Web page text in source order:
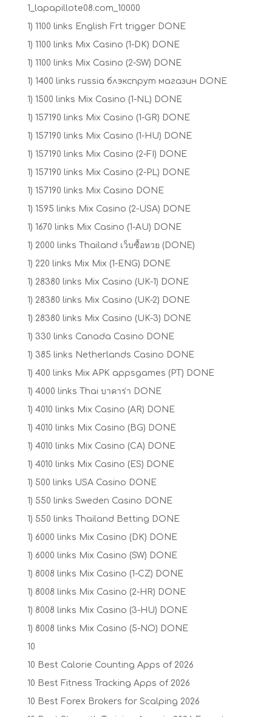
1_lapapillote08.com_10000
1) 1100 links English Frt trigger DONE
1) 1100 links Mix Casino (1-DK) DONE
1) 1100 links Mix Casino (2-SW) DONE
1) 1400 links russia блэкспрут магазин DONE
1) 1500 links Mix Casino (1-NL) DONE
1) 157190 links Mix Casino (1-GR) DONE
1) 157190 links Mix Casino (1-HU) DONE
1) 157190 links Mix Casino (2-FI) DONE
1) 157190 links Mix Casino (2-PL) DONE
1) 157190 links Mix Casino DONE
1) 1595 links Mix Casino (2-USA) DONE
1) 1670 links Mix Casino (1-AU) DONE
1) 2000 links Thailand เว็บซื้อหวย (DONE)
1) 220 links Mix Mix (1-ENG) DONE
1) 28380 links Mix Casino (UK-1) DONE
1) 28380 links Mix Casino (UK-2) DONE
1) 28380 links Mix Casino (UK-3) DONE
1) 330 links Canada Casino DONE
1) 385 links Netherlands Casino DONE
1) 400 links Mix APK appsgames (PT) DONE
1) 4000 links Thai บาคาร่า DONE
1) 4010 links Mix Casino (AR) DONE
1) 4010 links Mix Casino (BG) DONE
1) 4010 links Mix Casino (CA) DONE
1) 4010 links Mix Casino (ES) DONE
1) 500 links USA Casino DONE
1) 550 links Sweden Casino DONE
1) 550 links Thailand Betting DONE
1) 6000 links Mix Casino (DK) DONE
1) 6000 links Mix Casino (SW) DONE
1) 8008 links Mix Casino (1-CZ) DONE
1) 8008 links Mix Casino (2-HR) DONE
1) 8008 links Mix Casino (3-HU) DONE
1) 8008 links Mix Casino (5-NO) DONE
10
10 Best Calorie Counting Apps of 2026
10 Best Fitness Tracking Apps of 2026
10 Best Forex Brokers for Scalping 2026